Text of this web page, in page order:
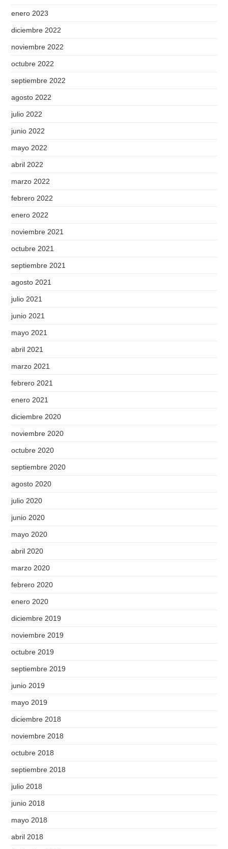
enero 2023
diciembre 2022
noviembre 2022
octubre 2022
septiembre 2022
agosto 2022
julio 2022
junio 2022
mayo 2022
abril 2022
marzo 2022
febrero 2022
enero 2022
noviembre 2021
octubre 2021
septiembre 2021
agosto 2021
julio 2021
junio 2021
mayo 2021
abril 2021
marzo 2021
febrero 2021
enero 2021
diciembre 2020
noviembre 2020
octubre 2020
septiembre 2020
agosto 2020
julio 2020
junio 2020
mayo 2020
abril 2020
marzo 2020
febrero 2020
enero 2020
diciembre 2019
noviembre 2019
octubre 2019
septiembre 2019
junio 2019
mayo 2019
diciembre 2018
noviembre 2018
octubre 2018
septiembre 2018
julio 2018
junio 2018
mayo 2018
abril 2018